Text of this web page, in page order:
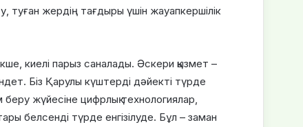
туған жердің тағдыры үшін жауапкершілік
киелі парыз саналады. Әскери қызмет –
Біз Қарулы күштерді дәйекті түрде
жүйесіне цифрлық технологиялар,
белсенді түрде енгізілуде. Бұл – заман